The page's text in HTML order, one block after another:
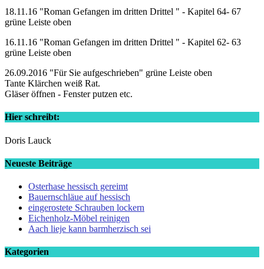
18.11.16 "Roman Gefangen im dritten Drittel " - Kapitel 64- 67
grüne Leiste oben
16.11.16 "Roman Gefangen im dritten Drittel " - Kapitel 62- 63
grüne Leiste oben
26.09.2016 "Für Sie aufgeschrieben" grüne Leiste oben
Tante Klärchen weiß Rat.
Gläser öffnen - Fenster putzen etc.
Hier schreibt:
Doris Lauck
Neueste Beiträge
Osterhase hessisch gereimt
Bauernschläue auf hessisch
eingerostete Schrauben lockern
Eichenholz-Möbel reinigen
Aach lieje kann barmherzisch sei
Kategorien